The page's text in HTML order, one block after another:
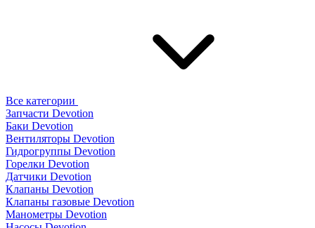
Все категории
Запчасти Devotion
Баки Devotion
Вентиляторы Devotion
Гидрогруппы Devotion
Горелки Devotion
Датчики Devotion
Клапаны Devotion
Клапаны газовые Devotion
Манометры Devotion